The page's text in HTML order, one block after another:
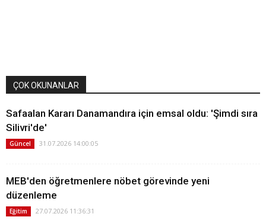
ÇOK OKUNANLAR
Safaalan Kararı Danamandıra için emsal oldu: 'Şimdi sıra
Silivri'de'
Güncel 31.07.2026 14:00:05
MEB'den öğretmenlere nöbet görevinde yeni
düzenleme
Eğitim 27.07.2026 11:36:31